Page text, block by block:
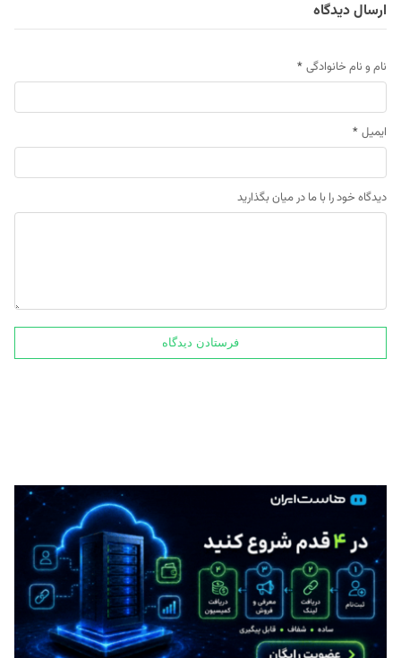
ارسال دیدگاه
نام و نام خانوادگی *
ایمیل *
دیدگاه خود را با ما در میان بگذارید